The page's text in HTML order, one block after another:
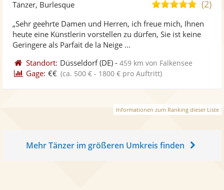
Fotos
5,0
5
(2)
Tänzer, Burlesque
„Sehr geehrte Damen und Herren, ich freue mich, Ihnen
heute eine Künstlerin vorstellen zu dürfen, Sie ist keine
Geringere als Parfait de la Neige ...
Standort: Düsseldorf(DE) -459 km von Falkensee
Gage: €€ (ca. 500 € - 1800 € pro Auftritt)
Informationen zum Ranking dieser Liste
Mehr Tänzer im größeren Umkreis finden